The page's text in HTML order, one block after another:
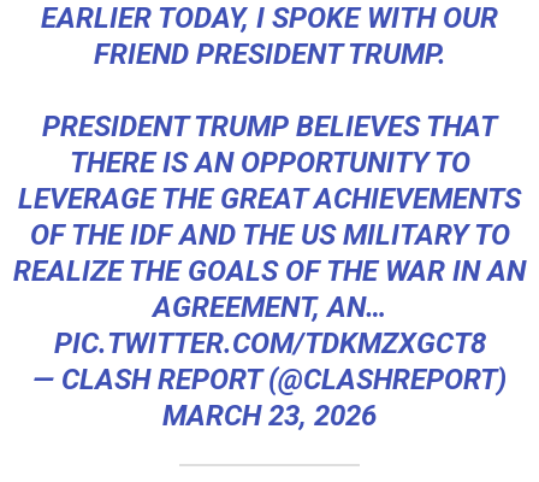
EARLIER TODAY, I SPOKE WITH OUR
FRIEND PRESIDENT TRUMP.
PRESIDENT TRUMP BELIEVES THAT
THERE IS AN OPPORTUNITY TO
LEVERAGE THE GREAT ACHIEVEMENTS
OF THE IDF AND THE US MILITARY TO
REALIZE THE GOALS OF THE WAR IN AN
AGREEMENT, AN…
PIC.TWITTER.COM/TDKMZXGCT8
— CLASH REPORT (@CLASHREPORT)
MARCH 23, 2026